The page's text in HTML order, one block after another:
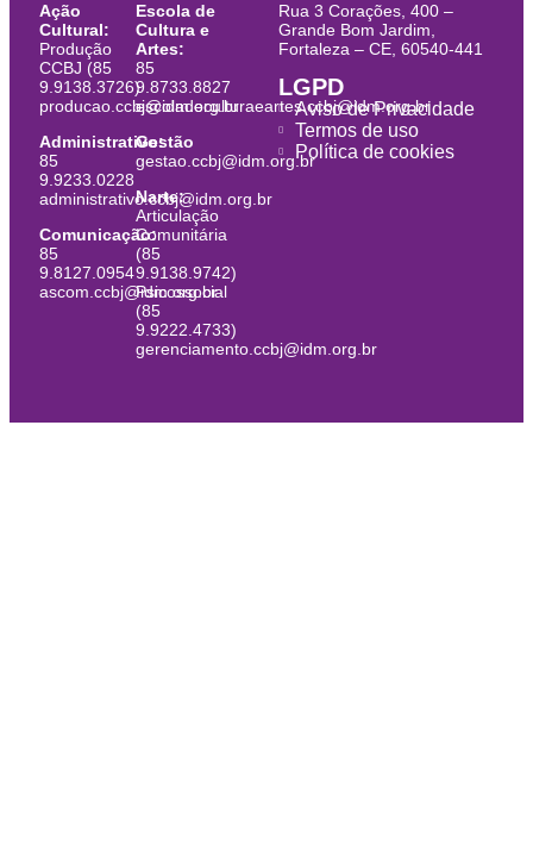
Ação
Cultural:
Produção
CCBJ (85
9.9138.3726)
producao.ccbj@idm.org.br
Administrativo:
85
9.9233.0228
administrativo.ccbj@idm.org.br
Comunicação:
85
9.8127.0954
ascom.ccbj@idm.org.br
Escola de
Cultura e
Artes:
85
9.8733.8827
escoladeculturaeartes.ccbj@idm.org.br
Gestão
gestao.ccbj@idm.org.br
Narte:
Articulação
Comunitária
(85
9.9138.9742)
Psicossocial
(85
9.9222.4733)
gerenciamento.ccbj@idm.org.br
Rua 3 Corações, 400 –
Grande Bom Jardim,
Fortaleza – CE, 60540-441
LGPD
Aviso de Privacidade
Termos de uso
Política de cookies